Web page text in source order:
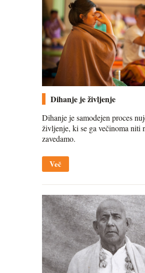
Dihanje je življenje
Dihanje je samodejen proces
življenje, ki se ga večinoma niti
zavedamo.
Več